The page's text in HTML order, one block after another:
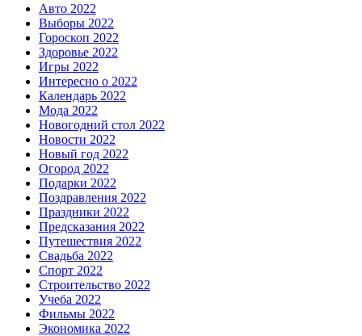
Авто 2022
Выборы 2022
Гороскоп 2022
Здоровье 2022
Игры 2022
Интересно о 2022
Календарь 2022
Мода 2022
Новогодний стол 2022
Новости 2022
Новый год 2022
Огород 2022
Подарки 2022
Поздравления 2022
Праздники 2022
Предсказания 2022
Путешествия 2022
Свадьба 2022
Спорт 2022
Строительство 2022
Учеба 2022
Фильмы 2022
Экономика 2022